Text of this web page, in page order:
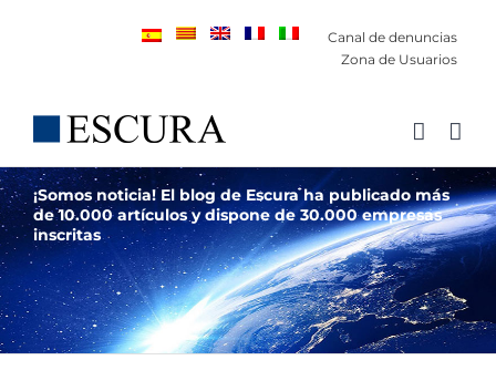
Canal de denuncias
Zona de Usuarios
¡Somos noticia! El blog de Escura ha publicado más
de 10.000 artículos y dispone de 30.000 empresas
inscritas